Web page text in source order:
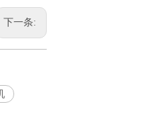
下一条: